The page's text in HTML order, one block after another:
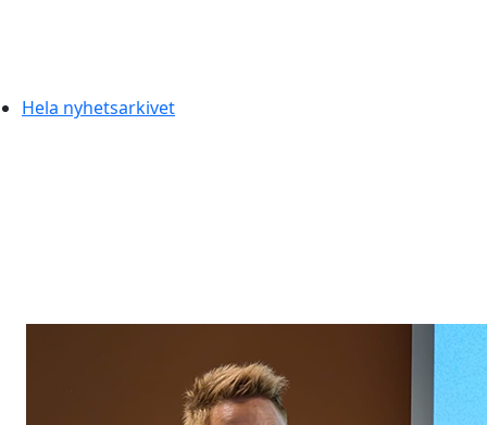
Hela nyhetsarkivet